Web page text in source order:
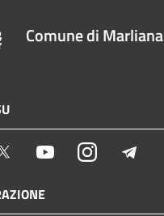
Comune di Marliana
Twitter YoutubeInstagram